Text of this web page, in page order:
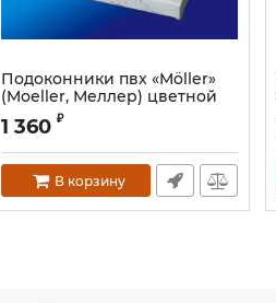
Подоконники пвх «Möller»
(Moeller, Меллер) цветной
матовый белый ручей
Артикул:
1 360 ₽
В корзину